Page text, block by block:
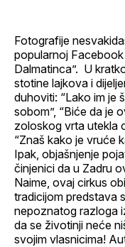
Fotografije
popularnoj
Dalmatinca”. U
stotine lajkova i
duhoviti: “Lako im je
sobom”, “Biće da je
zoloskog vrta utekla
“Znaš kako je vruće
Ipak, objašnjenje
činjenici da u Zadru
Naime, ovaj cirkus
tradicijom predstava
nepoznatog razloga
da se životinji neće
svojim vlasnicima!